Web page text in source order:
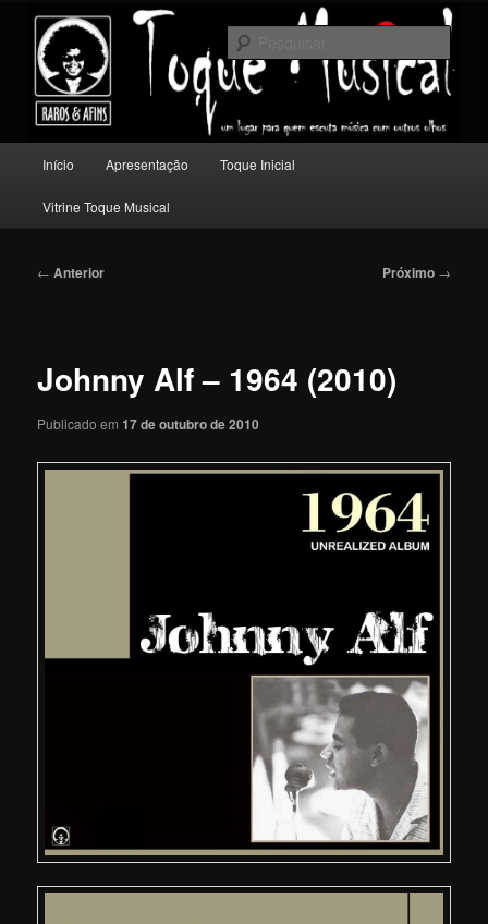
conteúdo
principalToque Musical
Um lugar para quem escuta música com outros olhos.
principal
Início Apresentação Toque Inicial
Vitrine Toque Musical
Navegação
← Anterior Próximo →
Johnny Alf – 1964 (2010)
Publicado em17 de outubro de 2010